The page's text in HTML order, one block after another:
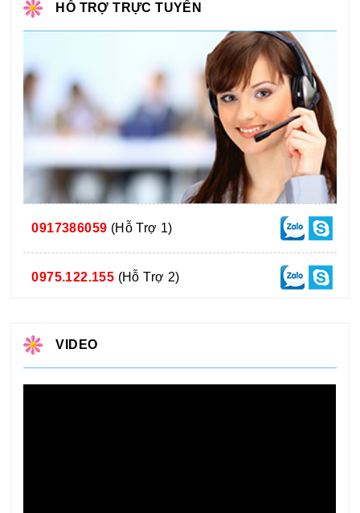
HỖ TRỢ TRỰC TUYẾN
0917386059 (Hỗ Trợ 1)
0975.122.155 (Hỗ Trợ 2)
VIDEO